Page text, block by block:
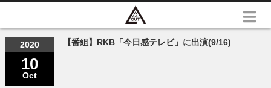
2020
10
Oct
【番組】RKB「今日感テレビ」に出演(9/16)